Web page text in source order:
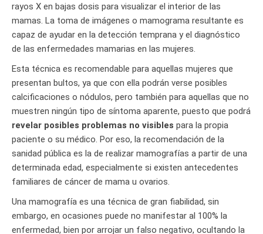
rayos X en bajas dosis para visualizar el interior de las
mamas. La toma de imágenes o mamograma resultante es
capaz de ayudar en la detección temprana y el diagnóstico
de las enfermedades mamarias en las mujeres.
Esta técnica es recomendable para aquellas mujeres que
presentan bultos, ya que con ella podrán verse posibles
calcificaciones o nódulos, pero también para aquellas que no
muestren ningún tipo de síntoma aparente, puesto que podrá
revelar posibles problemas no visibles para la propia
paciente o su médico. Por eso, la recomendación de la
sanidad pública es la de realizar mamografías a partir de una
determinada edad, especialmente si existen antecedentes
familiares de cáncer de mama u ovarios.
Una mamografía es una técnica de gran fiabilidad, sin
embargo, en ocasiones puede no manifestar al 100% la
enfermedad, bien por arrojar un falso negativo, ocultando la